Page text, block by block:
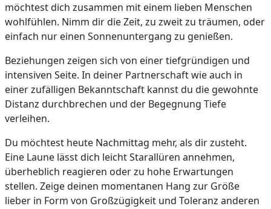
möchtest dich zusammen mit einem lieben Menschen
wohlfühlen. Nimm dir die Zeit, zu zweit zu träumen, oder
einfach nur einen Sonnenuntergang zu genießen.
Beziehungen zeigen sich von einer tiefgründigen und
intensiven Seite. In deiner Partnerschaft wie auch in
einer zufälligen Bekanntschaft kannst du die gewohnte
Distanz durchbrechen und der Begegnung Tiefe
verleihen.
Du möchtest heute Nachmittag mehr, als dir zusteht.
Eine Laune lässt dich leicht Starallüren annehmen,
überheblich reagieren oder zu hohe Erwartungen
stellen. Zeige deinen momentanen Hang zur Größe
lieber in Form von Großzügigkeit und Toleranz anderen